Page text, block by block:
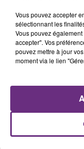
SI TOUT LE
PROCHAINE
La vendange en
Vous pouvez accepter
sélectionnant les
Vous pouvez
accepter". Vos
pouvez mettre à jour
moment via le lien